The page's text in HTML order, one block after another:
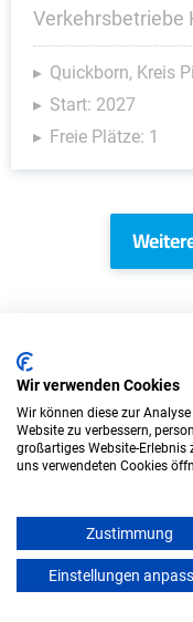
Verkehrsbetriebe
Quickborn, Kreis
Start: 2027
Freie Plätze: 1
IT/
Wir verwenden Cookies
Wir können diese zur
Website zu verbessern,
großartiges Website-Erlebnis
uns verwendeten Cookies
Zustimmung
Einstellungen